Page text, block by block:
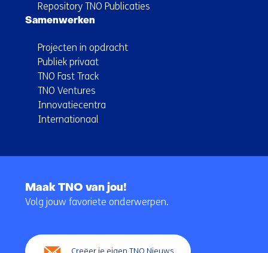
Repository TNO Publicaties
Samenwerken
Projecten in opdracht
Publiek privaat
TNO Fast Track
TNO Ventures
Innovatiecentra
Internationaal
navigatie
Maak TNO van jou!
Volg jouw favoriete onderwerpen.
Creëer je eigen TNO Nieuws